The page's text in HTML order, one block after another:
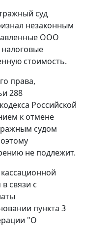
суд
незаконным
ООО
стоимость.
права,
288
Российской
к отмене
судом
не подлежит.
связи с
пункта 3
"О